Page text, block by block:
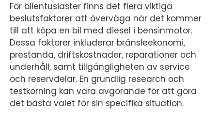
För bilentusiaster finns det flera viktiga
beslutsfaktorer att överväga när det kommer
till att köpa en bil med diesel i bensinmotor.
Dessa faktorer inkluderar bränsleekonomi,
prestanda, driftskostnader, reparationer och
underhåll, samt tillgängligheten av service
och reservdelar. En grundlig research och
testkörning kan vara avgörande för att göra
det bästa valet för sin specifika situation.